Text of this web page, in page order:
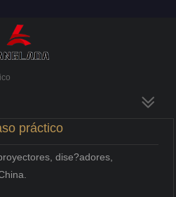
práctico
dise?adores,